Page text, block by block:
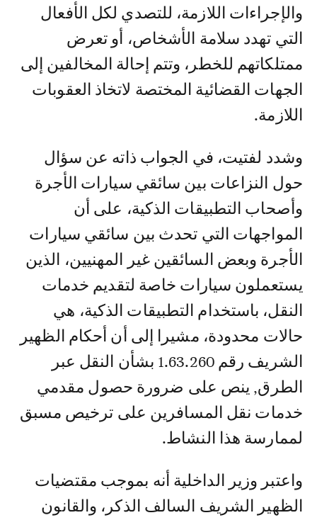
والإجراءات اللازمة، للتصدي لكل الأفعال
التي تهدد سلامة الأشخاص، أو تعرض
ممتلكاتهم للخطر، وتتم إحالة المخالفين إلى
الجهات القضائية المختصة لاتخاذ العقوبات
اللازمة.
وشدد لفتيت، في الجواب ذاته عن سؤال
حول النزاعات بين سائقي سيارات الأجرة
وأصحاب التطبيقات الذكية، على أن
المواجهات التي تحدث بين سائقي سيارات
الأجرة وبعض السائقين غير المهنيين، الذين
يستعملون سيارات خاصة لتقديم خدمات
النقل، باستخدام التطبيقات الذكية، هي
حالات محدودة، مشيرا إلى أن أحكام الظهير
الشريف رقم 1.63.260 بشأن النقل عبر
الطرق, ينص على ضرورة حصول مقدمي
خدمات نقل المسافرين على ترخيص مسبق
لممارسة هذا النشاط.
واعتبر وزير الداخلية أنه بموجب مقتضيات
الظهير الشريف السالف الذكر، والقانون